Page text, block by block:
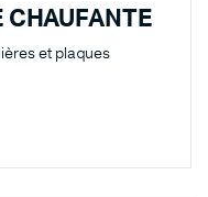
CHAUFANTE
et plaques